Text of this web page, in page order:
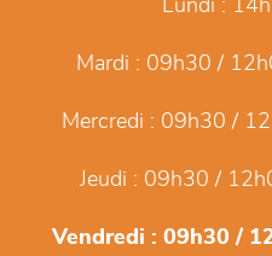
Lundi :
Mardi : 09h30 /
Mercredi : 09h30 /
Jeudi : 09h30 /
Vendredi : 09h30 /